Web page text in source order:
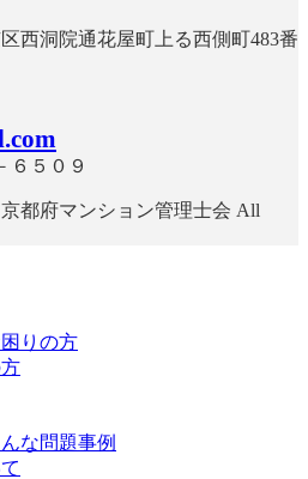
西洞院通花屋町上る西側町483番
６５０９
都府マンション管理士会 All
りの方
な問題事例